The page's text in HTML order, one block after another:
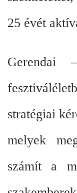
25 évét
stratégiai
melyek
számít a